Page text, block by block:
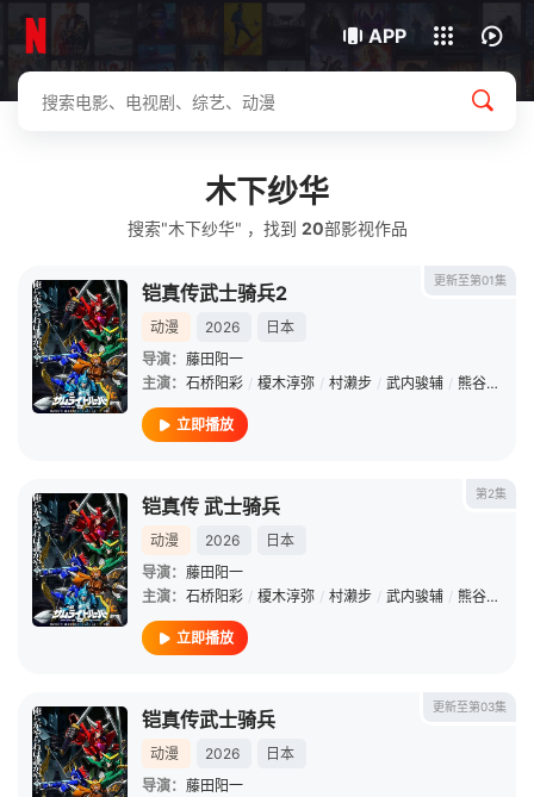
APP
下载客户端
我的观影记录
木下纱华
搜索"木下纱华" ，找到 20部影视作品
更新至第01集
铠真传武士骑兵2
动漫 2026
日本
导演： 藤田阳一
主演： 石桥阳彩 / 榎木淳弥 / 村濑步 / 武内骏辅 / 熊谷健太郎
立即播放
第2集
铠真传 武士骑兵
动漫 2026
日本
导演： 藤田阳一
主演： 石桥阳彩 / 榎木淳弥 / 村濑步 / 武内骏辅 / 熊谷健太郎
立即播放
更新至第03集
铠真传武士骑兵
动漫 2026
日本
导演： 藤田阳一